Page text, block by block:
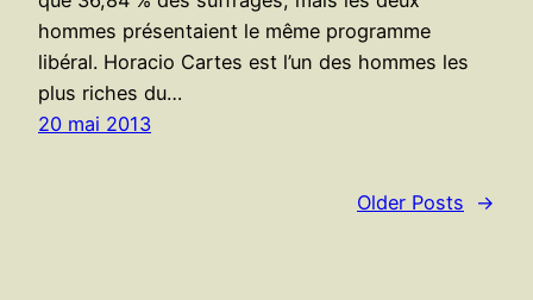
hommes présentaient le même programme
libéral. Horacio Cartes est l’un des hommes les
plus riches du…
20 mai 2013
Older Posts →